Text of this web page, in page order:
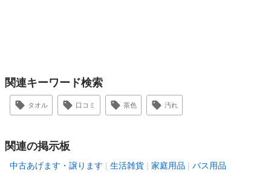
関連キーワード検索
タオル 口コミ 茶色 汚れ
関連の掲示板
中古あげます・譲ります 生活雑貨 家庭用品 バス用品